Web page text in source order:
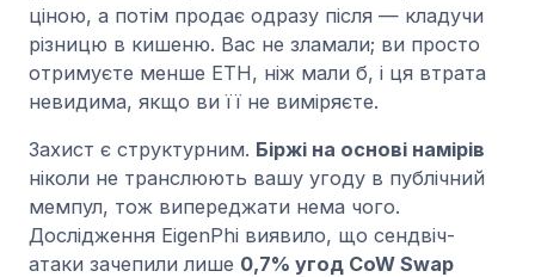
ціною, а потім продає одразу після — кладучи
різницю в кишеню. Вас не зламали; ви просто
отримуєте менше ETH, ніж мали б, і ця втрата
невидима, якщо ви її не виміряєте.
Захист є структурним. Біржі на основі намірів
ніколи не транслюють вашу угоду в публічний
мемпул, тож випереджати нема чого.
Дослідження EigenPhi виявило, що сендвіч-
атаки зачепили лише 0,7% угод CoW Swap